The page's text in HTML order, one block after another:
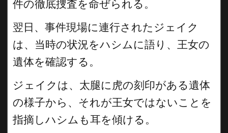
件の徹底捜査を命ぜられる。
翌日、事件現場に連行されたジェイク
は、当時の状況をハシムに語り、王女の
遺体を確認する。
ジェイクは、太腿に虎の刻印がある遺体
の様子から、それが王女ではないことを
指摘しハシムも耳を傾ける。